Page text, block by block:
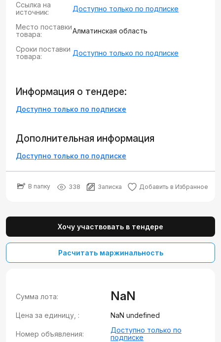
Ссылка на
источник:
Доступно только по подписке
Место поставки
товара:
Алматинская область
Сроки поставки
товара:
Доступно только по подписке
Информация о тендере:
Доступно только по подписке
Дополнительная информация
Доступно только по подписке
В папку 338 Записка Добавить в Избранное
Хочу участвовать в тендере
Расчитать маржинальность
Сумма лота: NaN
Цена за единицу, : NaN undefined
Номер объявления:
Доступно только по
подписке